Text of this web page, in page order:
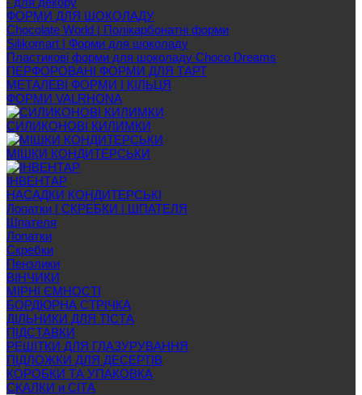
ФОРМИ ДЛЯ ШОКОЛАДУ
Chocolate World | Полікарбонатні форми
Silikomart | Форми для шоколаду
Пластикові форми для шоколаду Choco Dreams
ПЕРФОРОВАНІ ФОРМИ ДЛЯ ТАРТ
МЕТАЛЕВІ ФОРМИ І КІЛЬЦЯ
ФОРМИ VALRHONA
СИЛИКОНОВІ КИЛИМКИ
МІШКИ КОНДИТЕРСЬКИ
ІНВЕНТАР
НАСАДКИ КОНДИТЕРСЬКІ
Лопатки | СКРЕБКИ | ШПАТЕЛЯ
Шпателя
Лопатки
Скребки
Пензлики
ВІНЧИКИ
МІРНІ ЄМНОСТІ
БОРДЮРНА СТРІЧКА
ДІЛЬНИКИ ДЛЯ ТІСТА
ПІДСТАВКИ
РЕШІТКИ ДЛЯ ГЛАЗУРУВАННЯ
ПІДЛОЖКИ ДЛЯ ДЕСЕРТІВ
КОРОБКИ ТА УПАКОВКА
СКАЛКИ и СІТА